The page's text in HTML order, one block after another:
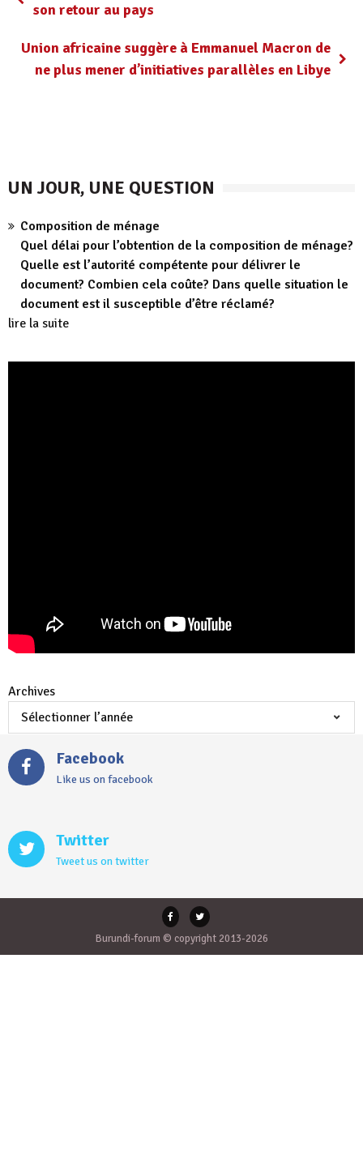
son retour au pays
Union africaine suggère à Emmanuel Macron de
ne plus mener d’initiatives parallèles en Libye
UN JOUR, UNE QUESTION
Composition de ménage
Quel délai pour l’obtention de la composition de ménage?
Quelle est l’autorité compétente pour délivrer le
document? Combien cela coûte? Dans quelle situation le
document est il susceptible d’être réclamé?
lire la suite
Archives
Facebook
Like us on facebook
Twitter
Tweet us on twitter
Burundi-forum © copyright 2013-2026